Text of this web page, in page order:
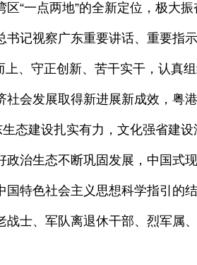
“一点两地”的全新定位，极大
记视察广东重要讲话、重要指
上、守正创新、苦干实干，认真
会发展取得新进展新成效，粤
态建设扎实有力，文化强省建
治生态不断巩固发展，中国式
特色社会主义思想科学指引的
士、军队离退休干部、烈军属